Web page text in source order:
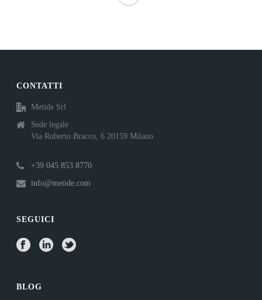
CONTATTI
Metide Srl
Sede legale
Via Roberto Bracco, 6 20159 Milano
+39 045 853 8770
info@metide.com
SEGUICI
BLOG